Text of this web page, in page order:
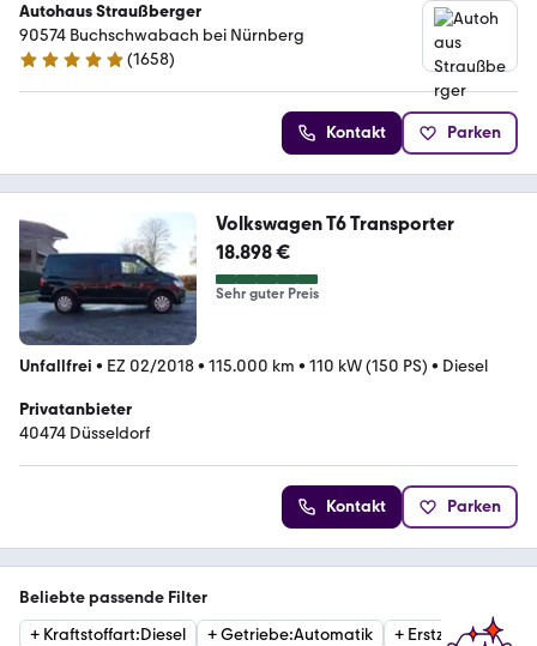
Autohaus Straußberger
90574 Buchschwabach bei Nürnberg
4.9 Sterne
(1658)
Kontakt Parken
Volkswagen T6 Transporter
18.898 €
Sehr guter Preis
Unfallfrei • EZ 02/2018• 115.000 km • 110 kW (150 PS) • Diesel
Privatanbieter
40474 Düsseldorf
Kontakt Parken
Beliebte passende Filter
+ Kraftstoffart:Diesel +Getriebe:Automatik + Erstzulassung